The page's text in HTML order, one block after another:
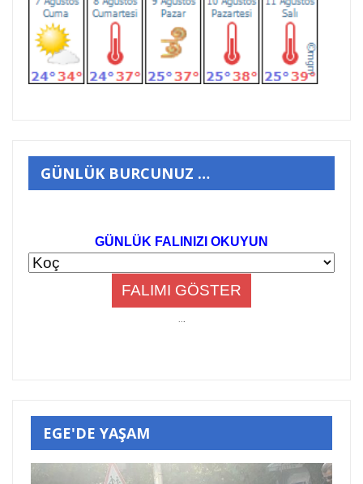
GÜNLÜK BURCUNUZ …
GÜNLÜK FALINIZI OKUYUN
...
EGE'DE YAŞAM